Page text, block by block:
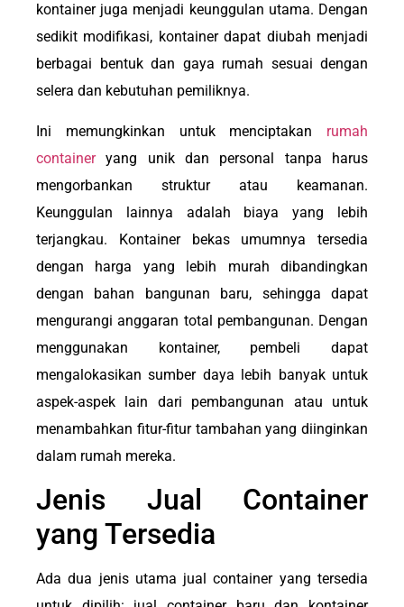
kontainer juga menjadi keunggulan utama. Dengan
sedikit modifikasi, kontainer dapat diubah menjadi
berbagai bentuk dan gaya rumah sesuai dengan
selera dan kebutuhan pemiliknya.
Ini memungkinkan untuk menciptakan rumah
containeryang unik dan personal tanpa harus
mengorbankan struktur atau keamanan.
Keunggulan lainnya adalah biaya yang lebih
terjangkau. Kontainer bekas umumnya tersedia
dengan harga yang lebih murah dibandingkan
dengan bahan bangunan baru, sehingga dapat
mengurangi anggaran total pembangunan. Dengan
menggunakan kontainer, pembeli dapat
mengalokasikan sumber daya lebih banyak untuk
aspek-aspek lain dari pembangunan atau untuk
menambahkan fitur-fitur tambahan yang diinginkan
dalam rumah mereka.
Jenis Jual Container
yang Tersedia
Ada dua jenis utama jual container yang tersedia